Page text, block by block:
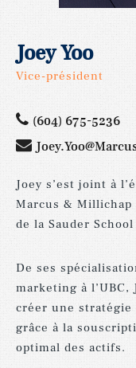
Joey Yoo
Vice-président
(604) 675-5236
Joey s’est joint à
Marcus & Millichap
de la Sauder
De ses
marketing à l’UBC,
créer une stratégie
grâce à la
optimal des actifs.